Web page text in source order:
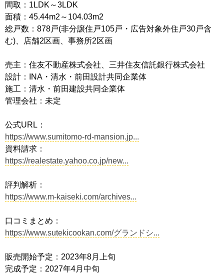
間取：1LDK～3LDK
面積：45.44m2～104.03m2
総戸数：878戸(非分譲住戸105戸・広告対象外住戸30戸含
む)、店舗2区画、事務所2区画
売主：住友不動産株式会社、三井住友信託銀行株式会社
設計：INA・清水・前田設計共同企業体
施工：清水・前田建設共同企業体
管理会社：未定
公式URL：
https://www.sumitomo-rd-mansion.jp...
資料請求：
https://realestate.yahoo.co.jp/new...
評判解析：
https://www.m-kaiseki.com/archives...
口コミまとめ：
https://www.sutekicookan.com/グランドシ...
販売開始予定：2023年8月上旬
完成予定：2027年4月中旬